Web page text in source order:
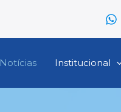
Notícias Institucional